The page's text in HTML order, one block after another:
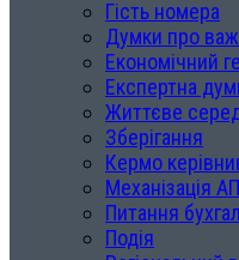
Гість номера
Думки про
Економічний
Експертна
Життєве
Зберігання
Кермо
Механізація
Питання
Подія